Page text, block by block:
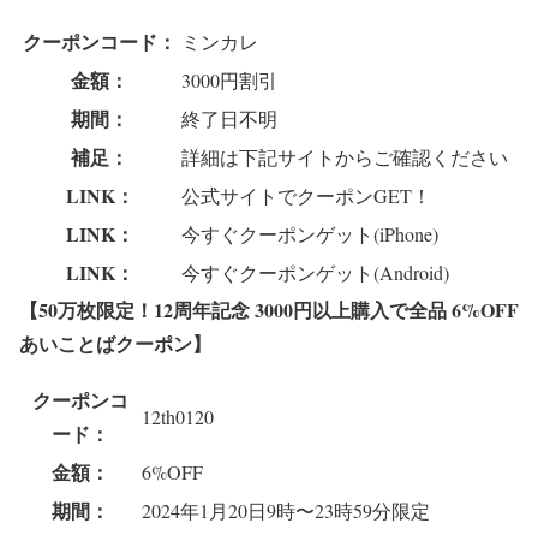
クーポンコード： ミンカレ
金額： 3000円割引
期間： 終了日不明
補足： 詳細は下記サイトからご確認ください
LINK： 公式サイトでクーポンGET！
LINK： 今すぐクーポンゲット(iPhone)
LINK： 今すぐクーポンゲット(Android)
【50万枚限定！12周年記念 3000円以上購入で全品 6%OFF
あいことばクーポン】
クーポンコ
ード：
12th0120
金額： 6%OFF
期間： 2024年1月20日9時〜23時59分限定